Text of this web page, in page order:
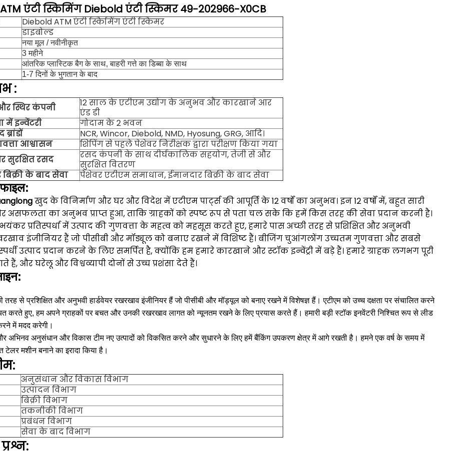
एंटी स्किमिंग Diebold एंटी स्किमर 49-202966-X0CB
Diebold ATM एंटी स्किमिंग एंटी स्किमर
डाइबोल्ड
नया मूल / नवीनीकृत
3 महीने
आंतरिक प्लास्टिक बैग के साथ, बाहरी गत्ते का डिब्बा के साथ
1-7 दिनों के भुगतान के बाद
:
स्थिर कंपनी
12 साल के एटीएम उद्योग के अनुभव और कारखाने आर
एंड डी
में इन्वेंटरी
गोदाम के 2 भवन
NCR, Wincor, Diebold, NMD, Hyosung, GRG, आदि।
आश्वासन
शिपिंग से पहले पेशेवर निरीक्षक द्वारा परीक्षण किया गया
रसद
रसद कंपनी के साथ दीर्घकालिक सहयोग, तेजी से और
सुरक्षित वितरण
बिक्री के बाद सेवा पेशेवर एटीएम समाधान, ईमानदार बिक्री के बाद सेवा
खुद के विनिर्माण और घर और विदेश में एटीएम पार्ट्स की आपूर्ति के 12 वर्षों का अनुभव। इन 12 वर्षों में, बहुत सारी
का अनुभव प्राप्त हुआ, ताकि ग्राहकों को स्पष्ट रूप से पता चल सके कि हमें किस तरह की सेवा प्रदान करनी है।
प्रतिस्पर्धा में उत्पाद की गुणवत्ता के महत्व को महसूस करते हुए, हमारे पास अच्छी तरह से प्रशिक्षित और अनुभवी
इंजीनियर हैं जो पीसीबी और मॉड्यूल को बनाए रखने में विशिष्ट हैं। बीजिंग चुआंगलोंग उच्चतम गुणवत्ता और सबसे
उत्पाद प्रदान करने के लिए समर्पित है, क्योंकि हम हमारे कारखाने और स्टॉक इन्वेंट्री में बड़े हैं। हमारे ग्राहक लगभग पूरी
हैं, और घरेलू और विश्वव्यापी दोनों से उच्च प्रशंसा देते हैं।
तरह से प्रशिक्षित और अनुभवी हार्डवेयर रखरखाव इंजीनियर हैं जो पीसीबी और मॉड्यूल को बनाए रखने में विशेषज्ञ हैं। एटीएम को उच्च दक्षता पर संचालित करने
करते हुए, हम अपने ग्राहकों पर बचत और उनकी रखरखाव लागत को न्यूनतम रखने के लिए प्रयास करते हैं। हमारी बड़ी स्टॉक इनवेंटरी निश्चित रूप से लीड
में मदद करेगी।
अभिनव अनुसंधान और विकास टीम नए उत्पादों को विकसित करने और सुधारने के लिए हमें बैंकिंग उपकरण क्षेत्र में आगे रखती है। हमने एक वर्ष के समय में
टेलर मशीन बनाने का इरादा किया है।
अनुसंधान और विकास विभाग
उत्पादन विभाग
बिक्री विभाग
तकनीकी विभाग
प्रबंधन विभाग
सेवा के बाद विभाग